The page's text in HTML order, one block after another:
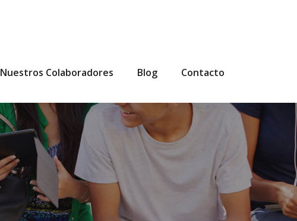
Nuestros Colaboradores Blog Contacto